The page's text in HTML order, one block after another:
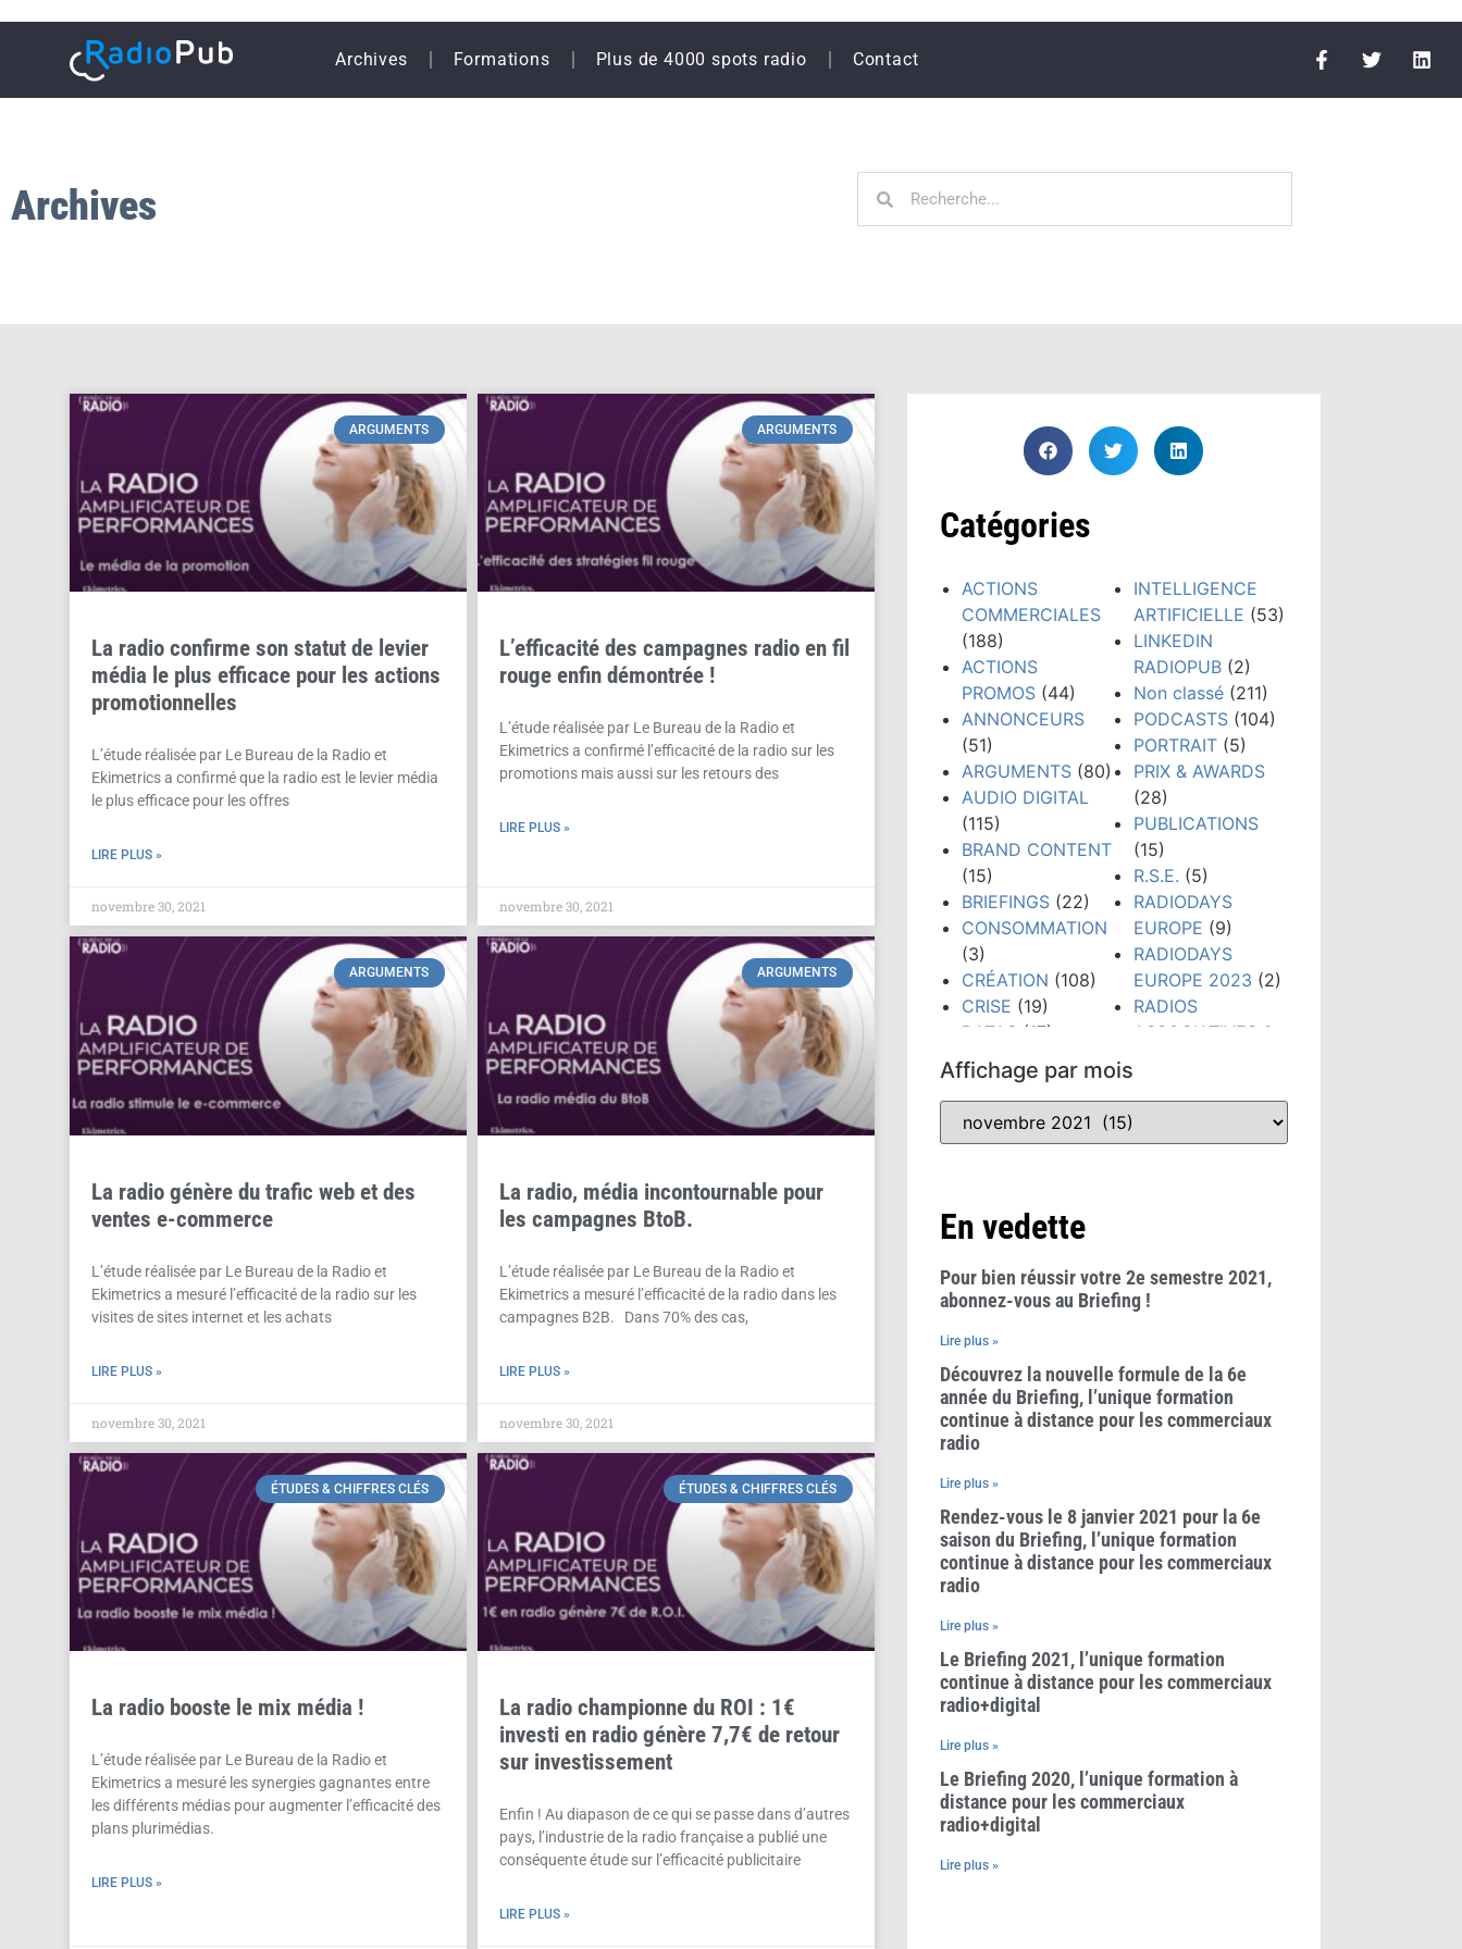
Archives Formations Plus de 4000 spots radio Contact
Archives
ARGUMENTS
La radio confirme son statut de levier
média le plus efficace pour les actions
promotionnelles
L’étude réalisée par Le Bureau de la Radio et
Ekimetrics a confirmé que la radio est le levier média
le plus efficace pour les offres
LIRE PLUS »
novembre 30, 2021
ARGUMENTS
L’efficacité des campagnes radio en fil
rouge enfin démontrée !
L’étude réalisée par Le Bureau de la Radio et
Ekimetrics a confirmé l’efficacité de la radio sur les
promotions mais aussi sur les retours des
LIRE PLUS »
novembre 30, 2021
ARGUMENTS
La radio génère du trafic web et des
ventes e-commerce
L’étude réalisée par Le Bureau de la Radio et
Ekimetrics a mesuré l’efficacité de la radio sur les
visites de sites internet et les achats
LIRE PLUS »
novembre 30, 2021
ARGUMENTS
La radio, média incontournable pour
les campagnes BtoB.
L’étude réalisée par Le Bureau de la Radio et
Ekimetrics a mesuré l’efficacité de la radio dans les
campagnes B2B. Dans 70% des cas,
LIRE PLUS »
novembre 30, 2021
ÉTUDES & CHIFFRES CLÉS
La radio booste le mix média !
L’étude réalisée par Le Bureau de la Radio et
Ekimetrics a mesuré les synergies gagnantes entre
les différents médias pour augmenter l’efficacité des
plans plurimédias.
LIRE PLUS »
ÉTUDES & CHIFFRES CLÉS
La radio championne du ROI : 1€
investi en radio génère 7,7€ de retour
sur investissement
Enfin ! Au diapason de ce qui se passe dans d’autres
pays, l’industrie de la radio française a publié une
conséquente étude sur l’efficacité publicitaire
LIRE PLUS »
Catégories
ACTIONS
COMMERCIALES
(188)
ACTIONS
PROMOS(44)
ANNONCEURS
(51)
ARGUMENTS(80)
AUDIO DIGITAL
(115)
BRAND CONTENT
(15)
BRIEFINGS(22)
CONSOMMATION
(3)
CRÉATION (108)
CRISE (19)
DATAS (17)
DIGITAL
ÉTUDES &
(300)
FORMATION(148)
GRANDS PRIX
PUB RADIO
(10)
INTELLIGENCE
ARTIFICIELLE (53)
LINKEDIN
RADIOPUB(2)
Non classé(211)
PODCASTS(104)
PORTRAIT(5)
PRIX & AWARDS
(28)
PUBLICATIONS
(15)
R.S.E. (5)
RADIODAYS
EUROPE (9)
RADIODAYS
EUROPE 2023 (2)
RADIOS
ASSOCIATIVES &
TENDANCES(481)
WEBINAIRE
Affichage par mois
En vedette
Pour bien réussir votre 2e semestre 2021,
abonnez-vous au Briefing !
Lire plus »
Découvrez la nouvelle formule de la 6e
année du Briefing, l’unique formation
continue à distance pour les commerciaux
radio
Lire plus »
Rendez-vous le 8 janvier 2021 pour la 6e
saison du Briefing, l’unique formation
continue à distance pour les commerciaux
radio
Lire plus »
Le Briefing 2021, l’unique formation
continue à distance pour les commerciaux
radio+digital
Lire plus »
Le Briefing 2020, l’unique formation à
distance pour les commerciaux
radio+digital
Lire plus »